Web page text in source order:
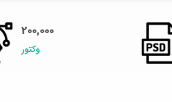
200,000
وکتور